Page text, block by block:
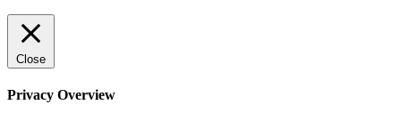
Close
Privacy Overview